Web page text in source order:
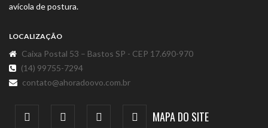
avícola de postura.
LOCALIZAÇÃO
Caixa Postal 53 – Bastos SP - CEP 17.690-970
(14) 99755-7294
contato@ahoradoovo.com.br
MAPA DO SITE